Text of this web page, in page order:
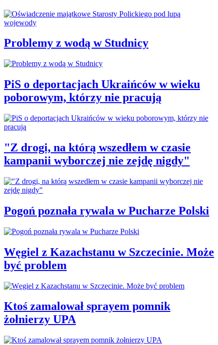
Problemy z wodą w Studnicy
PiS o deportacjach Ukraińców w wieku
poborowym, którzy nie pracują
"Z drogi, na którą wszedłem w czasie
kampanii wyborczej nie zejdę nigdy"
Pogoń poznała rywala w Pucharze Polski
Węgiel z Kazachstanu w Szczecinie. Może
być problem
Ktoś zamalował sprayem pomnik
żołnierzy UPA